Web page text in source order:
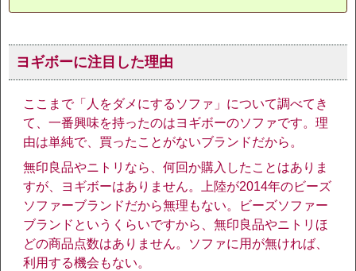
ヨギボーに注目した理由
ここまで「人をダメにするソファ」について調べてき
て、一番興味を持ったのはヨギボーのソファです。理
由は単純で、買ったことがないブランドだから。
無印良品やニトリなら、何回か購入したことはありま
すが、ヨギボーはありません。上陸が2014年のビーズ
ソファーブランドだから無理もない。ビーズソファー
ブランドというくらいですから、無印良品やニトリほ
どの商品点数はありません。ソファに用が無ければ、
利用する機会もない。